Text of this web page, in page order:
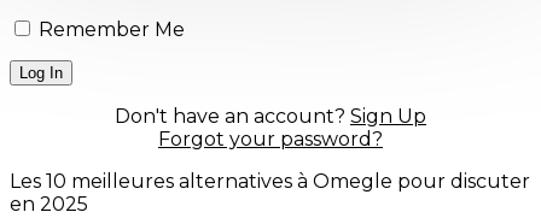
Remember Me
Don't have an account? Sign Up
Forgot your password?
Les 10 meilleures alternatives à Omegle pour discuter
en 2025